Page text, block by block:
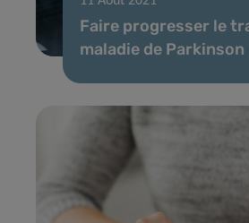
Faire progresser le
maladie de